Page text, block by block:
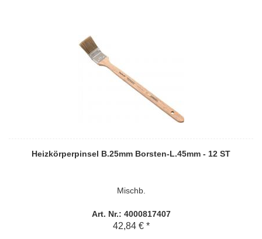
Heizkörperpinsel B.25mm Borsten-L.45mm - 12 ST
Mischb.
Art. Nr.: 4000817407
42,84 € *